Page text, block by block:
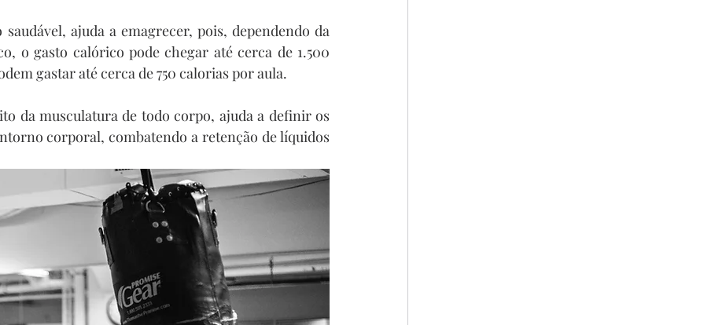
ajuda a emagrecer, pois, dependendo da
o gasto calórico pode chegar até cerca de 1.500
gastar até cerca de 750 calorias por aula.
da musculatura de todo corpo, ajuda a definir os
corporal, combatendo a retenção de líquidos